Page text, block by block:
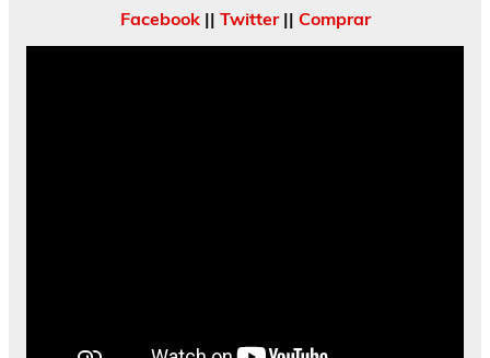
Facebook || Twitter || Comprar